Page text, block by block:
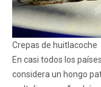
Crepas de huitlacoche
En casi todos los
considera un hongo